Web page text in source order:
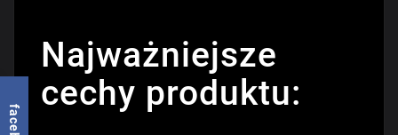
Najważniejsze
cechy produktu: